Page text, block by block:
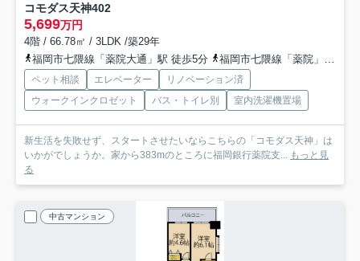
コモダス天神402
5,699万円
4階 / 66.78㎡ / 3LDK /築29年
福岡市七隈線「薬院大通」駅 徒歩5分
福岡市七隈線「薬院」駅 徒歩7分
ペット相談 エレベーター
リノベーション済
ウォークインクロゼット
バス・トイレ別 室内洗濯機置場
新生活を失敗せず、スタートさせたいならこちらの「コモダス天神」は
いかがでしょうか。家から383mのところに福岡銀行薬院支... もっと見
る
中古マンション